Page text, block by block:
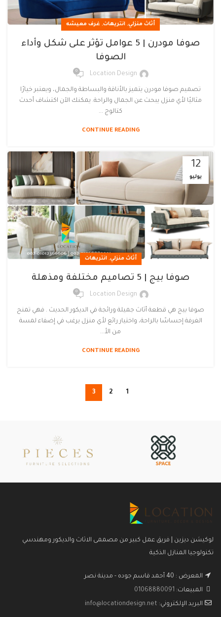
أثاث منزلي, انتريهات, غرف معيشه
صوفا مودرن | 5 عوامل تؤثر على شكل وأداء
الصوفا
Location Design
0
تصميم صوفا مودرن يتميز بالأناقة والبساطة والجمال، ويعتبر خيارًا
مثاليًا لأي منزل يبحث عن الجمال والراحة. يمكنك الآن اكتشاف أحدث
كتالوج ...
CONTINUE READING
12
يوليو
أثاث منزلي,انتريهات
صوفا بيج | 5 تصاميم مختلفة ومذهلة
Location Design
0
صوفا بيج هي قطعة أثاث جميلة ورائجة في الديكور الحديث . فهي تمنح
الغرفة إحساسًا بالراحة، واختيار رائع لأي منزل يرغب في إضفاء لمسة
من الأ...
CONTINUE READING
1
2
3
لوكيشن ديزين | فريق عمل كبير من مصممى الاثاث والديكور ومهندسي
تكنولوجيا المنازل الذكية
المعرض : 40 أحمد قاسم جوده - مدينة نصر
المبيعات: 01068880091
البريد الإلكتروني: info@locationdesign.net